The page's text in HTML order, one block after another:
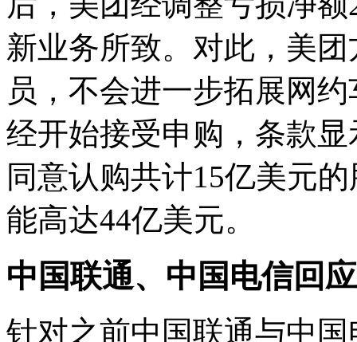
新业务所致。对此，美
员，不会进一步拓展网
经开始接受申购，条款
同意认购共计15亿美元
能高达44亿美元。
中国联通、中国电信回
针对之前中国联通与中